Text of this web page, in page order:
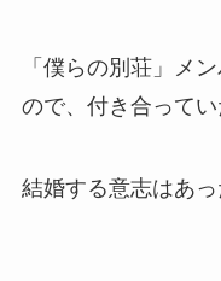
「僕らの別荘」メ
ので、付き合ってい
結婚する意志はあっ